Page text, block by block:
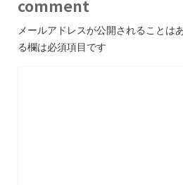
comment
メールアドレスが公開されることは
る欄は必須項目です